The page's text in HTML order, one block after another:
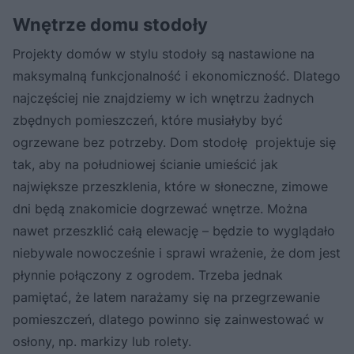
Wnętrze domu stodoły
Projekty domów w stylu stodoły są nastawione na
maksymalną funkcjonalność i ekonomiczność. Dlatego
najczęściej nie znajdziemy w ich wnętrzu żadnych
zbędnych pomieszczeń, które musiałyby być
ogrzewane bez potrzeby. Dom stodołę projektuje się
tak, aby na południowej ścianie umieścić jak
największe przeszklenia, które w słoneczne, zimowe
dni będą znakomicie dogrzewać wnętrze. Można
nawet przeszklić całą elewację – będzie to wyglądało
niebywale nowocześnie i sprawi wrażenie, że dom jest
płynnie połączony z ogrodem. Trzeba jednak
pamiętać, że latem narażamy się na przegrzewanie
pomieszczeń, dlatego powinno się zainwestować w
osłony, np. markizy lub rolety.